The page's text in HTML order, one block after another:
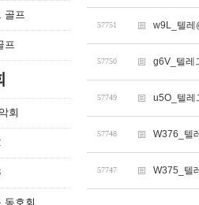
골프
프
회
동호회
57751 w9L_텔레
57750 g6V_텔레
57749 u5O_텔레
57748 W376_텔
57747 W375_텔